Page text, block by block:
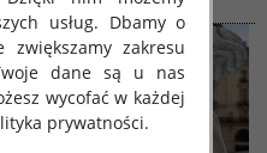
usług. Dbamy o
zwiększamy zakresu
dane są u nas
wycofać w każdej
prywatności.